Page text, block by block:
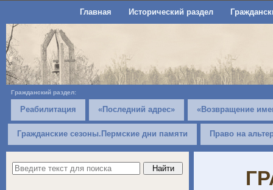
Главная Исторический раздел
Гражданский раздел:
Реабилитация «Последний адрес» «Возвращение
Гражданские сезоны.Пермские дни памяти Право на